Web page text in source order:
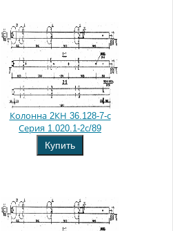
Колонна 2КН 36.128-7-с
Серия 1.020.1-2с/89
Купить